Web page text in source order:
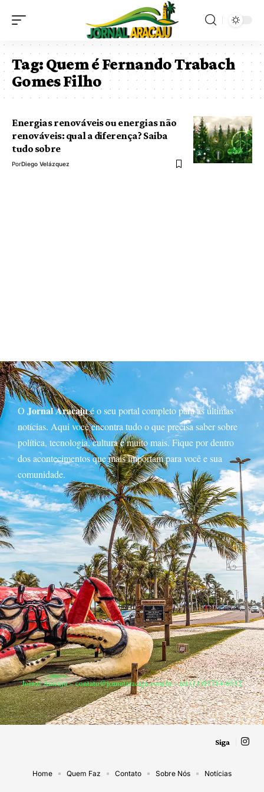
Tag:Quem é Fernando Trabach
Gomes Filho
Energias renováveis ou energias não
renováveis: qual a diferença? Saiba
tudo sobre
PorDiego Velázquez
O Jornal Aracajué o seu portal completo para as últimas
notícias. Aqui você encontra tudo o que precisa saber sobre
política, tecnologia, cultura e muito mais. Fique por dentro
dos acontecimentos que mais importam para você e sua
comunidade.
Jornal Aracaju –contato@jornalaracaju.com.br– tel.(11)91754-6532
Siga
Home Quem Faz Contato Sobre Nós Notícias